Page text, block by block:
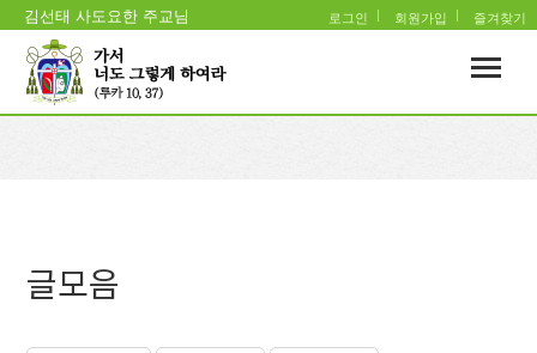
김선태 사도요한 주교님 로그인 회원가입 즐겨찾기
글모음